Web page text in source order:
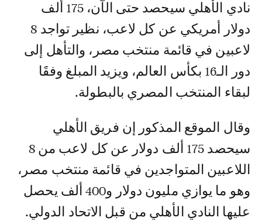
نادي الأهلي سيحصد حتى الآن، 175 ألف
دولار أمريكي عن كل لاعب، نظير تواجد 8
لاعبين في قائمة منتخب مصر، والتأهل إلى
دور الـ16 بكأس العالم، ويزيد المبلغ وفقََا
لبقاء المنتخب المصري بالبطولة.
وقال الموقع المذكور إن فريق الأهلي
سيحصد 175 ألف دولار عن كل لاعب من 8
اللاعبين المتواجدين في قائمة منتخب مصر،
وهو ما يوازي مليون دولار و400 ألف يحصل
عليها النادي الأهلي من قبل الاتحاد الدولي.